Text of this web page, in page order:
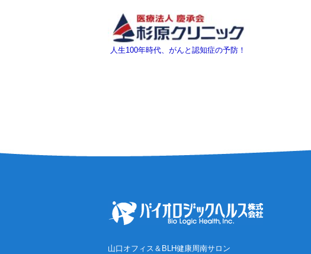
人生100年時代、がんと認知症の予防！
山口オフィス＆BLH健康周南サロン